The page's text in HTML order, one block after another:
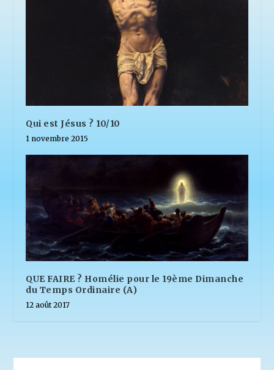
Qui est Jésus ? 10/10
1 novembre 2015
QUE FAIRE ? Homélie pour le 19ème Dimanche
du Temps Ordinaire (A)
12 août 2017